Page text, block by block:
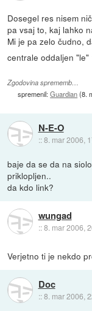
Dosegel res nisem
pa vsaj to, kaj lahko
Mi je pa zelo čudno,
centrale oddaljen "le"
Zgodovina sprememb…
spremenil:Guardian(8.
N-E-O
::8. mar 2006,
baje da se da na
priklopljen..
da kdo link?
wungad
::8. mar 2006,
Verjetno ti je nekdo
Doc
::8. mar 2006,